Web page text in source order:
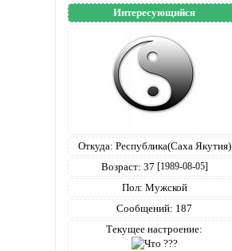
Интересующийся
Откуда: Республика(Саха Якутия)
Возраст: 37 [1989-08-05]
Пол: Мужской
Сообщений: 187
Текущее настроение: